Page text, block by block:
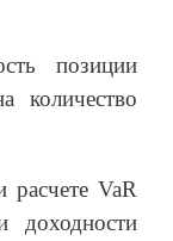
позиции
количество
VaR
доходности